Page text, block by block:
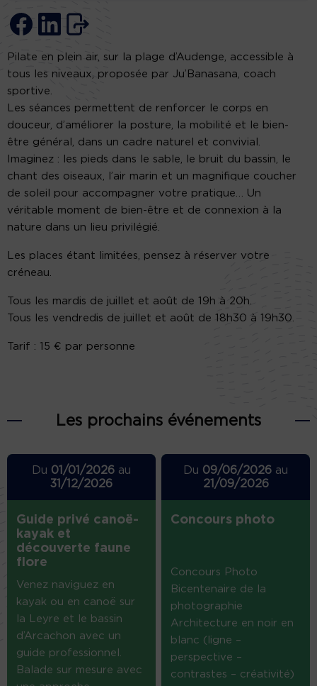
Pilate en plein air, sur la plage d’Audenge, accessible à
tous les niveaux, proposée par Ju’Banasana, coach
sportive.
Les séances permettent de renforcer le corps en
douceur, d’améliorer la posture, la mobilité et le bien-
être général, dans un cadre naturel et convivial.
Imaginez : les pieds dans le sable, le bruit du bassin, le
chant des oiseaux, l’air marin et un magnifique coucher
de soleil pour accompagner votre pratique… Un
véritable moment de bien-être et de connexion à la
nature dans un lieu privilégié.
Les places étant limitées, pensez à réserver votre
créneau.
Tous les mardis de juillet et août de 19h à 20h.
Tous les vendredis de juillet et août de 18h30 à 19h30.
Tarif : 15 € par personne
Les prochains événements
Du 01/01/2026au
31/12/2026
Guide privé canoë-
kayak et
découverte faune
flore
Venez naviguez en
kayak ou en canoë sur
la Leyre et le bassin
d’Arcachon avec un
guide professionnel.
Balade sur mesure avec
Du 09/06/2026 au
21/09/2026
Concours photo
Concours Photo
Bicentenaire de la
photographie
Architecture en noir en
blanc (ligne –
perspective –
contrastes – créativité)